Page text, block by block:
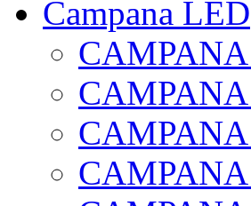
Campana LED